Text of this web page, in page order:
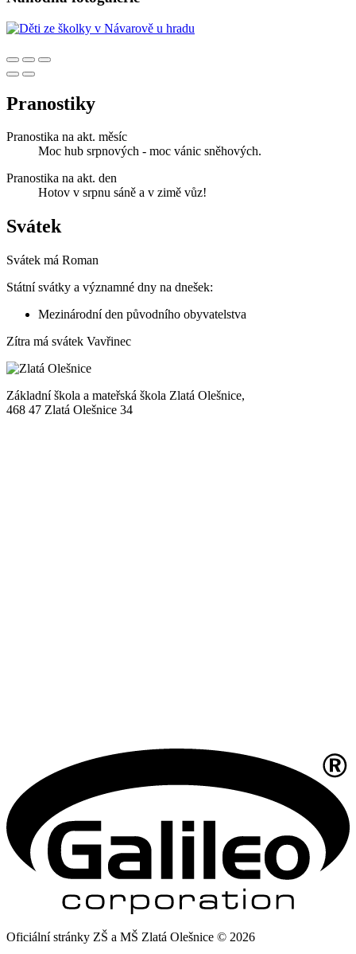
Pranostiky
Pranostika na akt. měsíc
Moc hub srpnových - moc vánic sněhových.
Pranostika na akt. den
Hotov v srpnu sáně a v zimě vůz!
Svátek
Svátek má Roman
Státní svátky a významné dny na dnešek:
Mezinárodní den původního obyvatelstva
Zítra má svátek Vavřinec
Základní škola a mateřská škola Zlatá Olešnice,
468 47 Zlatá Olešnice 34
Oficiální stránky ZŠ a MŠ Zlatá Olešnice © 2026